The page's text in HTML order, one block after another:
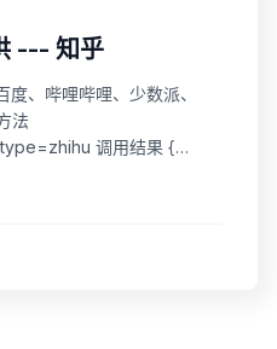
--- 知乎
、哔哩哔哩、少数派、
法
调用结果 {